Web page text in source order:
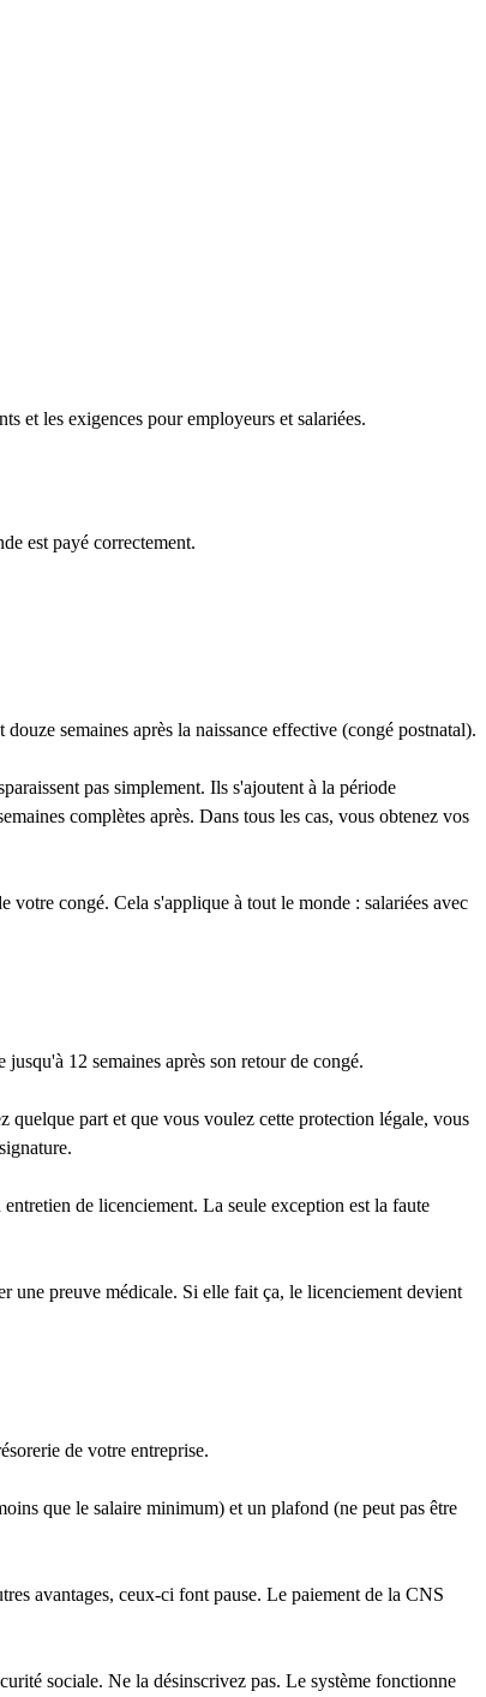
et les exigences pour employeurs et salariées.
est payé correctement.
semaines après la naissance effective (congé postnatal).
pas simplement. Ils s'ajoutent à la période
complètes après. Dans tous les cas, vous obtenez vos
congé. Cela s'applique à tout le monde : salariées avec
12 semaines après son retour de congé.
quelque part et que vous voulez cette protection légale, vous
de licenciement. La seule exception est la faute
une preuve médicale. Si elle fait ça, le licenciement devient
de votre entreprise.
que le salaire minimum) et un plafond (ne peut pas être
avantages, ceux-ci font pause. Le paiement de la CNS
sociale. Ne la désinscrivez pas. Le système fonctionne